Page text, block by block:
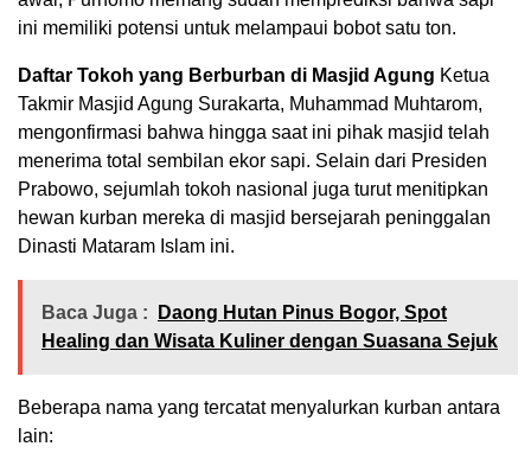
ini memiliki potensi untuk melampaui bobot satu ton.
Daftar Tokoh yang Berburban di Masjid Agung Ketua
Takmir Masjid Agung Surakarta, Muhammad Muhtarom,
mengonfirmasi bahwa hingga saat ini pihak masjid telah
menerima total sembilan ekor sapi. Selain dari Presiden
Prabowo, sejumlah tokoh nasional juga turut menitipkan
hewan kurban mereka di masjid bersejarah peninggalan
Dinasti Mataram Islam ini.
Baca Juga :
Daong Hutan Pinus Bogor, Spot
Healing dan Wisata Kuliner dengan Suasana Sejuk
Beberapa nama yang tercatat menyalurkan kurban antara
lain: